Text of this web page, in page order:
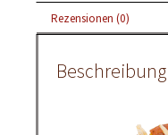
Rezensionen (0)
Beschreibung